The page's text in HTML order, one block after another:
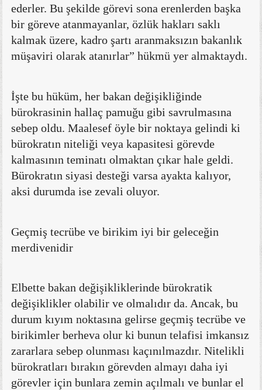
ederler. Bu şekilde görevi sona erenlerden başka
bir göreve atanmayanlar, özlük hakları saklı
kalmak üzere, kadro şartı aranmaksızın bakanlık
müşaviri olarak atanırlar” hükmü yer almaktaydı.
İşte bu hüküm, her bakan değişikliğinde
bürokrasinin hallaç pamuğu gibi savrulmasına
sebep oldu. Maalesef öyle bir noktaya gelindi ki
bürokratın niteliği veya kapasitesi görevde
kalmasının teminatı olmaktan çıkar hale geldi.
Bürokratın siyasi desteği varsa ayakta kalıyor,
aksi durumda ise zevali oluyor.
Geçmiş tecrübe ve birikim iyi bir geleceğin
merdivenidir
Elbette bakan değişikliklerinde bürokratik
değişiklikler olabilir ve olmalıdır da. Ancak, bu
durum kıyım noktasına gelirse geçmiş tecrübe ve
birikimler berheva olur ki bunun telafisi imkansız
zararlara sebep olunması kaçınılmazdır. Nitelikli
bürokratları bırakın görevden almayı daha iyi
görevler için bunlara zemin açılmalı ve bunlar el